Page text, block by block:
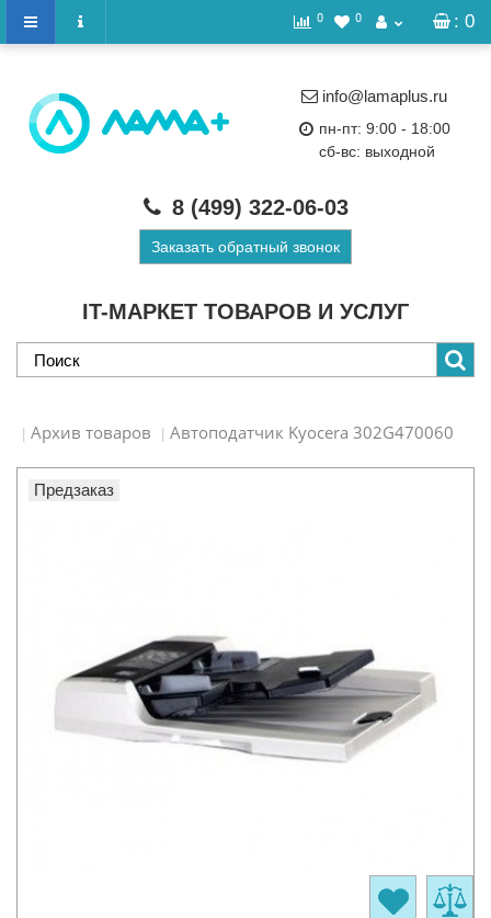
: 0
0 0
IT-МАРКЕТ ТОВАРОВ И УСЛУГ
info@lamaplus.ru
пн-пт: 9:00 - 18:00
сб-вс: выходной
8 (499) 322-06-03
Заказать обратный звонок
Архив товаров Автоподатчик Kyocera 302G470060
Предзаказ